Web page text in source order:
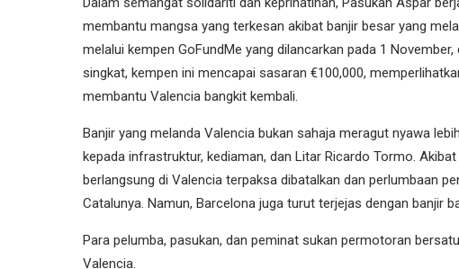
membantu mangsa yang terkesan akibat banjir besar yang
melalui kempen GoFundMe yang dilancarkan pada 1
singkat, kempen ini mencapai sasaran €100,000,
membantu Valencia bangkit kembali.
Banjir yang melanda Valencia bukan sahaja meragut nyawa
kepada infrastruktur, kediaman, dan Litar Ricardo Tormo.
berlangsung di Valencia terpaksa dibatalkan dan perlumbaan
Catalunya. Namun, Barcelona juga turut terjejas dengan banjir
Para pelumba, pasukan, dan peminat sukan permotoran
Valencia.